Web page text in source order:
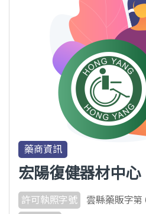
藥商資訊
宏陽復健器材中心
許可執照字號
雲縣藥販字